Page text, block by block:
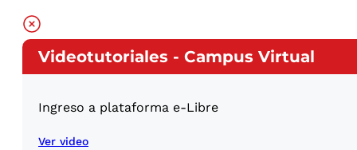
Videotutoriales - Campus Virtual
Ingreso a plataforma e-Libre
Ver video